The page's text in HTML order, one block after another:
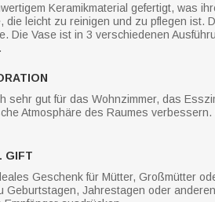
Keramikmaterial gefertigt, was
die leicht zu reinigen und zu pflegen
Die Vase ist in 3 verschiedenen
sehr gut für das Wohnzimmer, das
Atmosphäre des Raumes
GIFT
Geschenk für Mütter, Großmütter
Geburtstagen, Jahrestagen oder